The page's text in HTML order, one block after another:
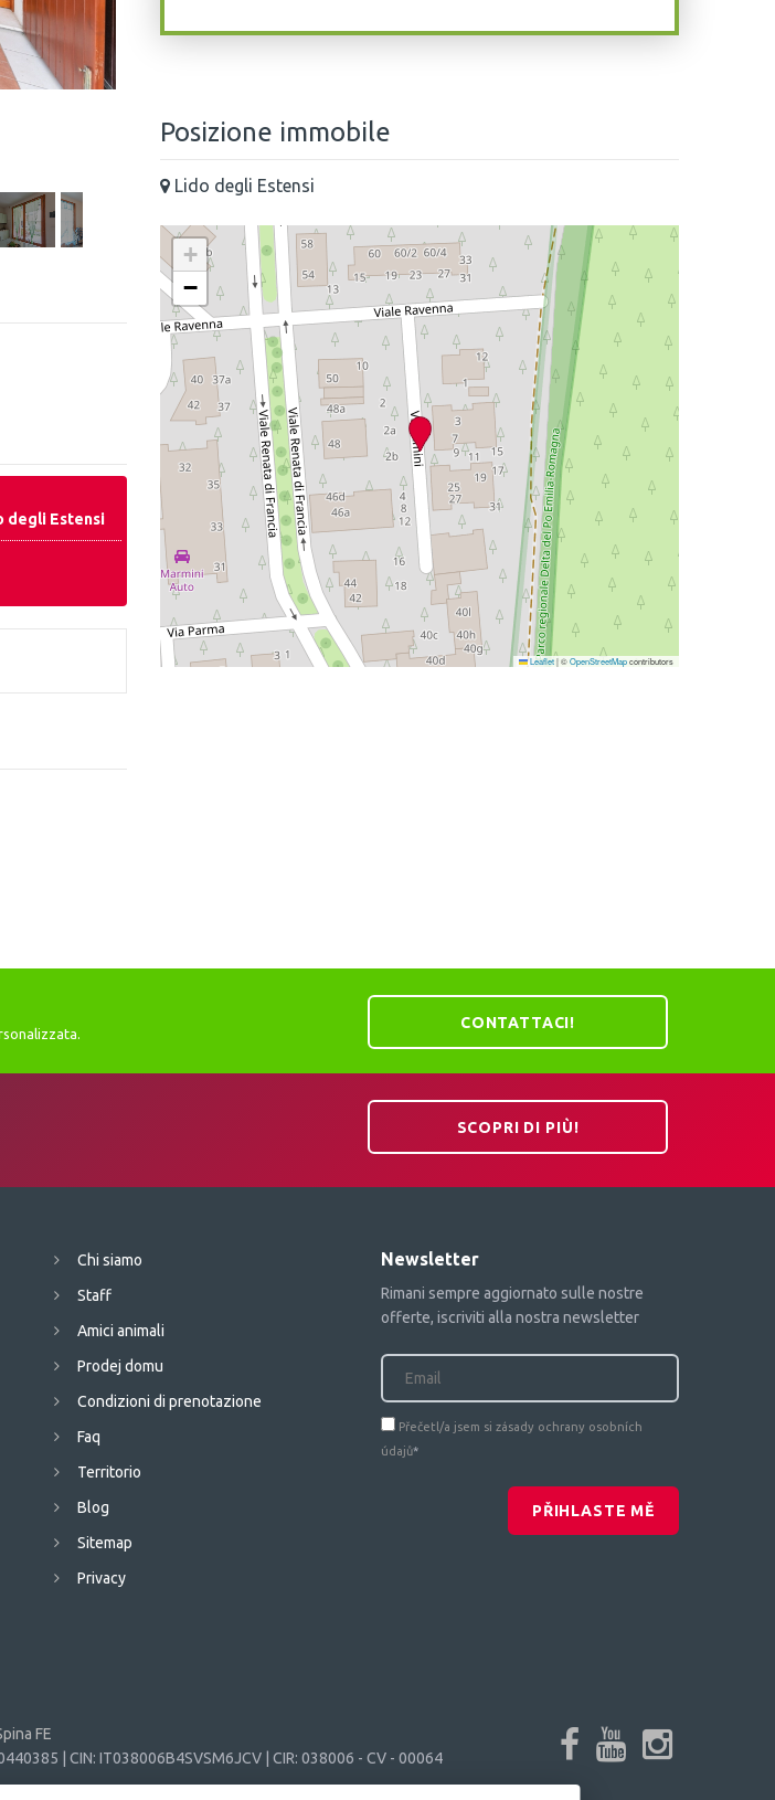
degli Estensi
Posizione immobile
Lido degli Estensi
+
−
Leaflet|©OpenStreetMapcontributors
CONTATTACI!
SCOPRI DI PIÙ!
Chi siamo
Staff
Amici animali
Prodej domu
Condizioni di prenotazione
Faq
Territorio
Blog
Sitemap
Privacy
Newsletter
Rimani sempre aggiornato sulle nostre
offerte, iscriviti alla nostra newsletter
Přečetl/a jsem si zásady ochrany osobních
údajů*
PŘIHLASTE MĚ
FE
| CIN: IT038006B4SVSM6JCV | CIR: 038006 - CV - 00064